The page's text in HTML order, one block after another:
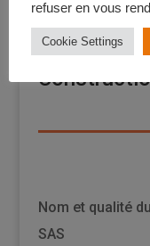
Nom et qualité
SAS
refuser en vous
Cookie Settings